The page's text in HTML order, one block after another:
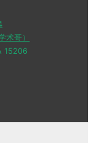
哥）
15206